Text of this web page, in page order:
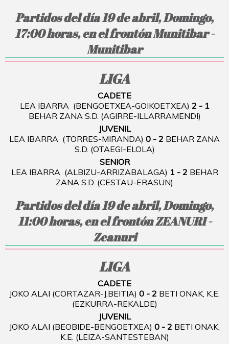
Partidos del día 19 de abril, Domingo,
17:00 horas, en el frontón Munitibar -
Munitibar
LIGA
CADETE
LEA IBARRA (BENGOETXEA-GOIKOETXEA) 2 - 1
BEHAR ZANA S.D. (AGIRRE-ILLARRAMENDI)
JUVENIL
LEA IBARRA (TORRES-MIRANDA) 0 - 2 BEHAR ZANA
S.D. (OTAEGI-ELOLA)
SENIOR
LEA IBARRA (ALBIZU-ARRIZABALAGA) 1 - 2 BEHAR
ZANA S.D. (CESTAU-ERASUN)
Partidos del día 19 de abril, Domingo,
11:00 horas, en el frontón ZEANURI -
Zeanuri
LIGA
CADETE
JOKO ALAI (CORTAZAR-J.BEITIA) 0 - 2 BETI ONAK, K.E.
(EZKURRA-REKALDE)
JUVENIL
JOKO ALAI (BEOBIDE-BENGOETXEA) 0 - 2 BETI ONAK,
K.E. (LEIZA-SANTESTEBAN)